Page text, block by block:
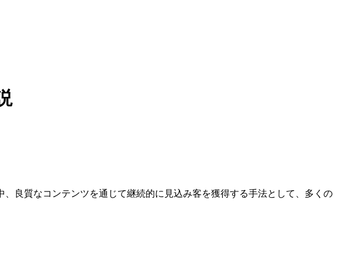
良質なコンテンツを通じて継続的に見込み客を獲得する手法として、多くの